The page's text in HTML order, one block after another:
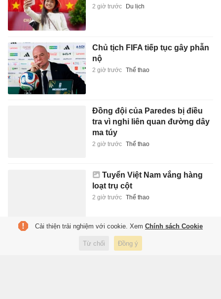
2 giờ trước Du lịch
Chủ tịch FIFA tiếp tục gây phẫn
nộ
2 giờ trước Thể thao
Đồng đội của Paredes bị điều
tra vì nghi liên quan đường dây
ma túy
2 giờ trước Thể thao
Tuyển Việt Nam vắng hàng
loạt trụ cột
2 giờ trước Thể thao
Đây là ngày ra mắt iPhone gập?
3 giờ trước Công nghệ
Cải thiện trải nghiệm với cookie. Xem Chính sách Cookie
Từ chối Đồng ý